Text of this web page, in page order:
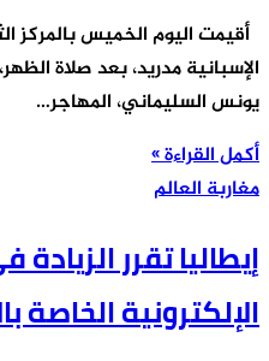
أقيمت اليوم الخميس بالمركز
الإسبانية مدريد، بعد صلاة
يونس السليماني، المهاجر…
أكمل القراءة »
مغاربة العالم
إيطاليا تقرر
الإلكترونية الخاصة